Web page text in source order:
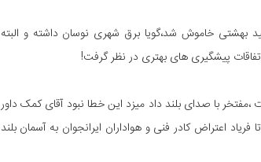
بهشتی خاموش شد،گویا برق شهری نوسان داشته و البته
پیشگیری های بهتری در نظر گرفت!
با صدای بلند داد میزد این خطا نبود آقای کمک داور
اعتراض کادر فنی و هواداران ایرانجوان به آسمان بلند